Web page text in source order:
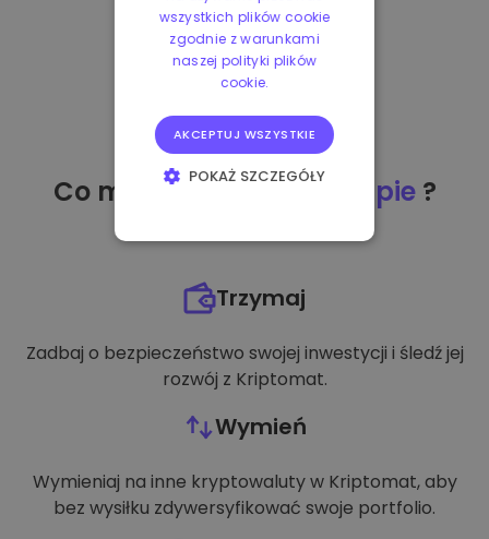
Co mogę zrobićpo zakupie?
Trzymaj
Zadbaj o bezpieczeństwo swojej inwestycji i śledź jej
rozwój z Kriptomat.
Wymień
Wymieniaj na inne kryptowaluty w Kriptomat, aby
bez wysiłku zdywersyfikować swoje portfolio.
wszystkich plików cookie
zgodnie z warunkami
naszej polityki plików
cookie.
AKCEPTUJ WSZYSTKIE
POKAŻ SZCZEGÓŁY
TARGETOWANIE
FUNKCJONALNOŚĆ